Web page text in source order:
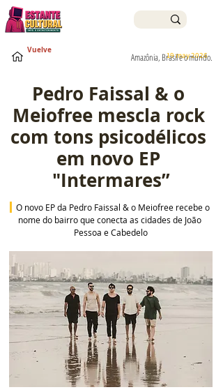
19 may 2026
Amazônia, Brasil e o mundo.
Vuelve
Pedro Faissal & o
Meiofree mescla rock
com tons psicodélicos
em novo EP
"Intermares”
O novo EP da Pedro Faissal & o Meiofree recebe o
nome do bairro que conecta as cidades de João
Pessoa e Cabedelo